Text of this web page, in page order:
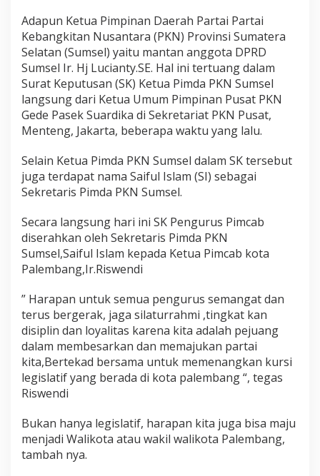
Adapun Ketua Pimpinan Daerah Partai Partai
Kebangkitan Nusantara (PKN) Provinsi Sumatera
Selatan (Sumsel) yaitu mantan anggota DPRD
Sumsel Ir. Hj Lucianty.SE. Hal ini tertuang dalam
Surat Keputusan (SK) Ketua Pimda PKN Sumsel
langsung dari Ketua Umum Pimpinan Pusat PKN
Gede Pasek Suardika di Sekretariat PKN Pusat,
Menteng, Jakarta, beberapa waktu yang lalu.
Selain Ketua Pimda PKN Sumsel dalam SK tersebut
juga terdapat nama Saiful Islam (SI) sebagai
Sekretaris Pimda PKN Sumsel.
Secara langsung hari ini SK Pengurus Pimcab
diserahkan oleh Sekretaris Pimda PKN
Sumsel,Saiful Islam kepada Ketua Pimcab kota
Palembang,Ir.Riswendi
” Harapan untuk semua pengurus semangat dan
terus bergerak, jaga silaturrahmi ,tingkat kan
disiplin dan loyalitas karena kita adalah pejuang
dalam membesarkan dan memajukan partai
kita,Bertekad bersama untuk memenangkan kursi
legislatif yang berada di kota palembang “, tegas
Riswendi
Bukan hanya legislatif, harapan kita juga bisa maju
menjadi Walikota atau wakil walikota Palembang,
tambah nya.